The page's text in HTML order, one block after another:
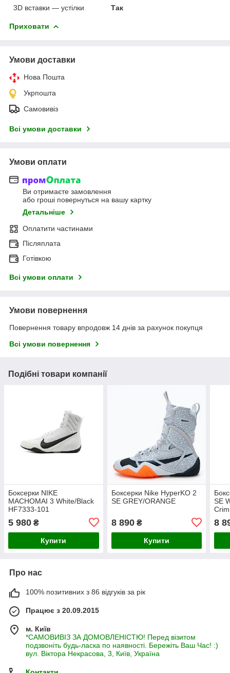
3D вставки — устілки
Так
Приховати
Умови доставки
Нова Пошта
Укрпошта
Самовивіз
Всі умови доставки
Умови оплати
Ви отримаєте замовлення
або гроші повернуться на вашу картку
Детальніше
Оплатити частинами
Післяплата
Готівкою
Всі умови оплати
Умови повернення
Повернення товару впродовж 14 днів за рахунок покупця
Всі умови повернення
Подібні товари компанії
Боксерки NIKE
MACHOMAI 3 White/Black
HF7333-101
5 980 ₴
Купити
Боксерки Nike HyperKO 2
SE GREY/ORANGE
8 890₴
Купити
SE
8
Про нас
100% позитивних з 86 відгуків за рік
Працює з 20.09.2015
м. Київ
*САМОВИВІЗ ЗА ДОМОВЛЕНІСТЮ! Перед візитом
подзвоніть будь-ласка по наявності. Бережіть Ваш Час! :)
вул. Віктора Некрасова, 3, Київ, Україна